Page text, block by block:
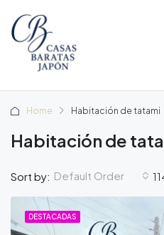
Home Habitación de tatami
Habitación de
Sort by: Default Order
DESTACADAS